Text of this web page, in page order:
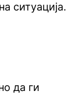
ситуација.
да ги